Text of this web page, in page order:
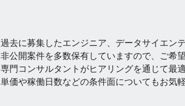
過去に募集したエンジニア、データサイエン
非公開案件を多数保有していますので、ご希
専門コンサルタントがヒアリングを通じて最
単価や稼働日数などの条件面についてもお気